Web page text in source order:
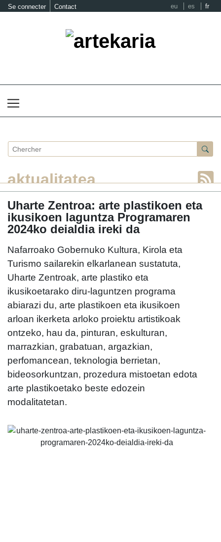
Se connecter Contact eu es fr
aktualitatea
Uharte Zentroa: arte plastikoen eta
ikusikoen laguntza Programaren
2024ko deialdia ireki da
Nafarroako Gobernuko Kultura, Kirola eta
Turismo sailarekin elkarlanean sustatuta,
Uharte Zentroak, arte plastiko eta
ikusikoetarako diru-laguntzen programa
abiarazi du, arte plastikoen eta ikusikoen
arloan ikerketa arloko proiektu artistikoak
ontzeko, hau da, pinturan, eskulturan,
marrazkian, grabatuan, argazkian,
perfomancean, teknologia berrietan,
bideosorkuntzan, prozedura mistoetan edota
arte plastikoetako beste edozein
modalitatetan.